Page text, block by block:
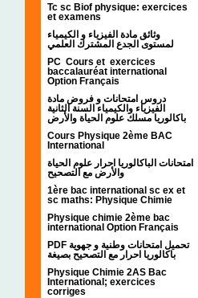
Tc sc Biof physique: exercices
et examens
وثائق مادة الفيزياء و الكيمياء
PC Cours et exercices
baccalauréat international
Option Français
دروس امتحانات و فروض مادة
الفيزياء والكيمياء السنة الثانية
باكالوريا مسلك علوم الحياة والأرض
Cours Physique 2ème BAC
International
امتحانات الباكالوريا احرار علوم الحياة
والأرض مع التصحيح
1ère bac international sc ex et
sc maths: Physique Chimie
Physique chimie 2ème bac
international Option Français
PDF تحميل امتحانات وطنية و جهوية
باكالوريا احرار مع التصحيح بصيغة
Physique Chimie 2AS Bac
International; exercices
corriges